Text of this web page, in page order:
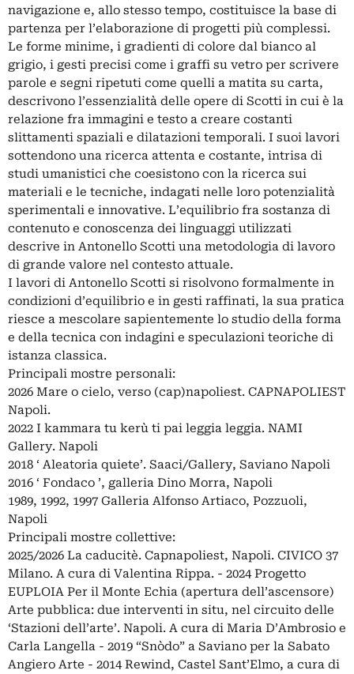
navigazione e, allo stesso tempo, costituisce la base di
partenza per l’elaborazione di progetti più complessi.
Le forme minime, i gradienti di colore dal bianco al
grigio, i gesti precisi come i graffi su vetro per scrivere
parole e segni ripetuti come quelli a matita su carta,
descrivono l’essenzialità delle opere di Scotti in cui è la
relazione fra immagini e testo a creare costanti
slittamenti spaziali e dilatazioni temporali. I suoi lavori
sottendono una ricerca attenta e costante, intrisa di
studi umanistici che coesistono con la ricerca sui
materiali e le tecniche, indagati nelle loro potenzialità
sperimentali e innovative. L’equilibrio fra sostanza di
contenuto e conoscenza dei linguaggi utilizzati
descrive in Antonello Scotti una metodologia di lavoro
di grande valore nel contesto attuale.
I lavori di Antonello Scotti si risolvono formalmente in
condizioni d’equilibrio e in gesti raffinati, la sua pratica
riesce a mescolare sapientemente lo studio della forma
e della tecnica con indagini e speculazioni teoriche di
istanza classica.
Principali mostre personali:
2026 Mare o cielo, verso (cap)napoliest. CAPNAPOLIEST
Napoli.
2022 I kammara tu kerù ti pai leggia leggia. NAMI
Gallery. Napoli
2018 ‘ Aleatoria quiete’. Saaci/Gallery, Saviano Napoli
2016 ‘ Fondaco ’, galleria Dino Morra, Napoli
1989, 1992, 1997 Galleria Alfonso Artiaco, Pozzuoli,
Napoli
Principali mostre collettive:
2025/2026 La caducitè. Capnapoliest, Napoli. CIVICO 37
Milano. A cura di Valentina Rippa. - 2024 Progetto
EUPLOIA Per il Monte Echia (apertura dell’ascensore)
Arte pubblica: due interventi in situ, nel circuito delle
‘Stazioni dell’arte’. Napoli. A cura di Maria D’Ambrosio e
Carla Langella - 2019 “Snòdo” a Saviano per la Sabato
Angiero Arte - 2014 Rewind, Castel Sant’Elmo, a cura di